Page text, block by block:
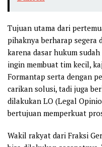
Tujuan utama dari
pihaknya berharap segera
karena dasar hukum
ingin membuat tim kecil,
Formantap serta dengan
carikan solusi, tadi juga
dilakukan LO (Legal
bertujuan memperkuat
Wakil rakyat dari Fraksi